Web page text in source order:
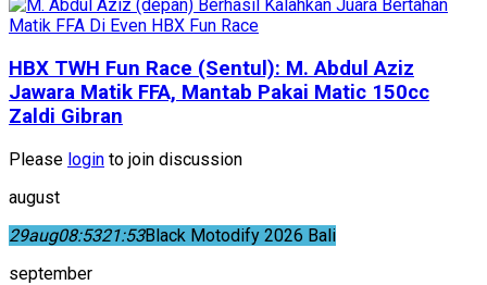
HBX TWH Fun Race (Sentul): M. Abdul Aziz
Jawara Matik FFA, Mantab Pakai Matic 150cc
Zaldi Gibran
Please login to join discussion
august
29aug08:5321:53Black Motodify 2026 Bali
september